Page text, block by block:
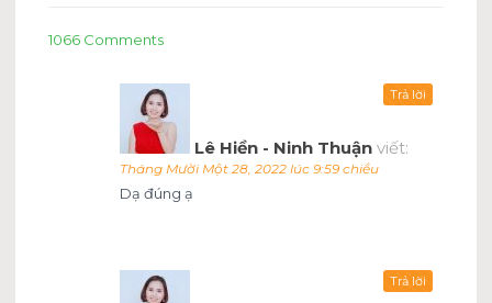
1066 Comments
Lê Hiền - Ninh Thuận viết:
Tháng Mười Một 28, 2022 lúc 9:59 chiều
Dạ đúng ạ
Trả lời
Trả lời